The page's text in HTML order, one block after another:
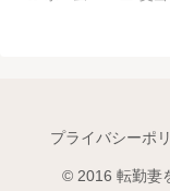
プライバシーポ
© 2016 転勤妻